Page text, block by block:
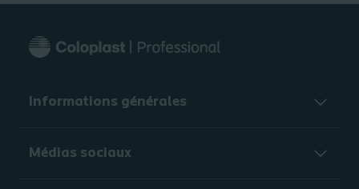
Informations générales​
Médias sociaux